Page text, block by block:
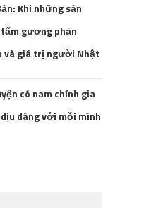
Khi những sản
gương phản
và giá trị người Nhật
có nam chính gia
dàng với mỗi mình